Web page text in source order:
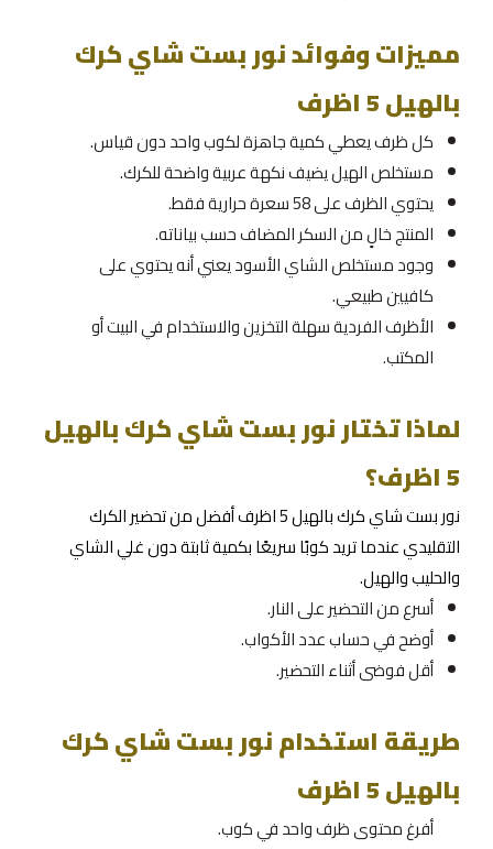
مميزات وفوائد نور بست شاي كرك
بالهيل 5 اظرف
كل ظرف يعطي كمية جاهزة لكوب واحد دون قياس.
مستخلص الهيل يضيف نكهة عربية واضحة للكرك.
يحتوي الظرف على 58 سعرة حرارية فقط.
المنتج خالٍ من السكر المضاف حسب بياناته.
وجود مستخلص الشاي الأسود يعني أنه يحتوي على
كافيين طبيعي.
الأظرف الفردية سهلة التخزين والاستخدام في البيت أو
المكتب.
لماذا تختار نور بست شاي كرك بالهيل
5 اظرف؟
نور بست شاي كرك بالهيل 5 اظرف أفضل من تحضير الكرك
التقليدي عندما تريد كوبًا سريعًا بكمية ثابتة دون غلي الشاي
والحليب والهيل.
أسرع من التحضير على النار.
أوضح في حساب عدد الأكواب.
أقل فوضى أثناء التحضير.
طريقة استخدام نور بست شاي كرك
بالهيل 5 اظرف
أفرغ محتوى ظرف واحد في كوب.